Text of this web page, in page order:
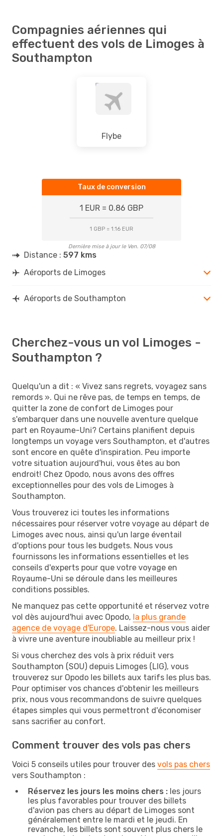
Compagnies aériennes qui
effectuent des vols de Limoges à
Southampton
Flybe
Taux de conversion
1 EUR = 0.86 GBP
1 GBP = 1.16 EUR
Dernière mise à jour le Ven. 07/08
Distance : 597 kms
Aéroports de Limoges
Aéroports de Southampton
Cherchez-vous un vol Limoges -
Southampton ?
Quelqu'un a dit : « Vivez sans regrets, voyagez sans
remords ». Qui ne rêve pas, de temps en temps, de
quitter la zone de confort de Limoges pour
s'embarquer dans une nouvelle aventure quelque
part en Royaume-Uni? Certains planifient depuis
longtemps un voyage vers Southampton, et d'autres
sont encore en quête d'inspiration. Peu importe
votre situation aujourd'hui, vous êtes au bon
endroit! Chez Opodo, nous avons des offres
exceptionnelles pour des vols de Limoges à
Southampton.
Vous trouverez ici toutes les informations
nécessaires pour réserver votre voyage au départ de
Limoges avec nous, ainsi qu'un large éventail
d'options pour tous les budgets. Nous vous
fournissons les informations essentielles et les
conseils d'experts pour que votre voyage en
Royaume-Uni se déroule dans les meilleures
conditions possibles.
Ne manquez pas cette opportunité et réservez votre
vol dès aujourd'hui avec Opodo, la plus grande
agence de voyage d'Europe. Laissez-nous vous aider
à vivre une aventure inoubliable au meilleur prix !
Si vous cherchez des vols à prix réduit vers
Southampton (SOU) depuis Limoges (LIG), vous
trouverez sur Opodo les billets aux tarifs les plus bas.
Pour optimiser vos chances d'obtenir les meilleurs
prix, nous vous recommandons de suivre quelques
étapes simples qui vous permettront d'économiser
sans sacrifier au confort.
Comment trouver des vols pas chers
Voici 5 conseils utiles pour trouver des vols pas chers
vers Southampton :
Réservez les jours les moins chers : les jours
les plus favorables pour trouver des billets
d'avion pas chers au départ de Limoges sont
généralement entre le mardi et le jeudi. En
revanche, les billets sont souvent plus chers le